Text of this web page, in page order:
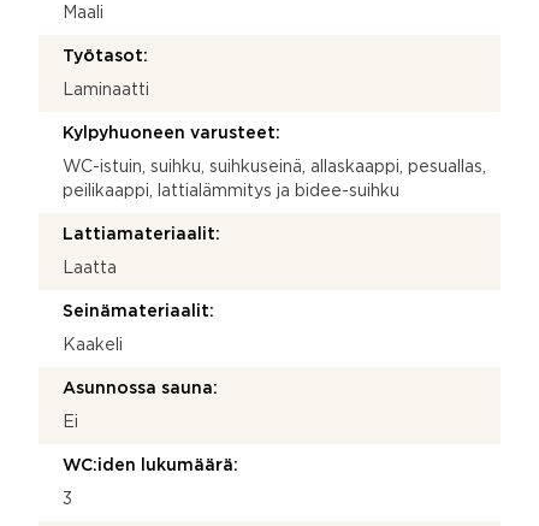
Maali
Työtasot:
Laminaatti
Kylpyhuoneen varusteet:
WC-istuin, suihku, suihkuseinä, allaskaappi, pesuallas,
peilikaappi, lattialämmitys ja bidee-suihku
Lattiamateriaalit:
Laatta
Seinämateriaalit:
Kaakeli
Asunnossa sauna:
Ei
WC:iden lukumäärä:
3